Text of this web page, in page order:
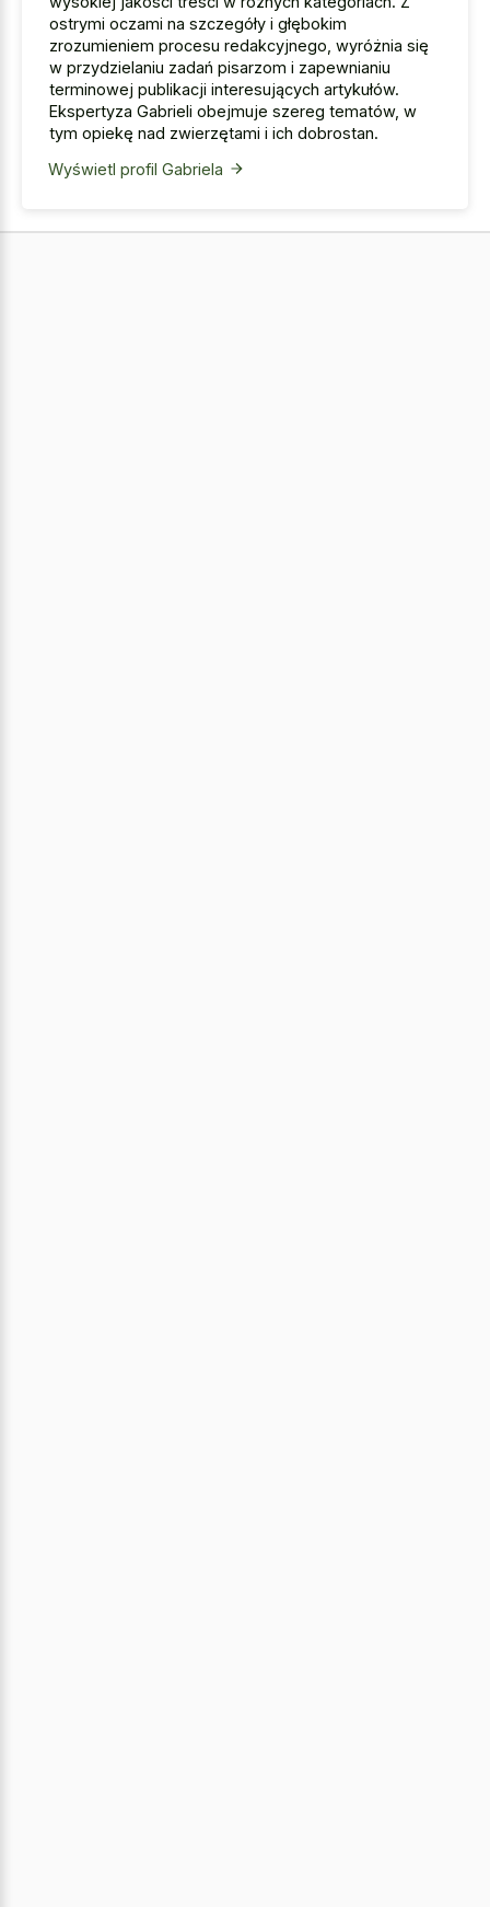
ostrymi oczami na szczegóły i głębokim
zrozumieniem procesu redakcyjnego, wyróżnia się
w przydzielaniu zadań pisarzom i zapewnianiu
terminowej publikacji interesujących artykułów.
Ekspertyza Gabrieli obejmuje szereg tematów, w
tym opiekę nad zwierzętami i ich dobrostan.
Wyświetl profil Gabriela